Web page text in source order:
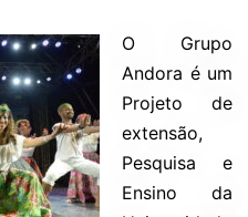
O Grupo
Andora é um
Projeto de
extensão,
Pesquisa e
Ensino da